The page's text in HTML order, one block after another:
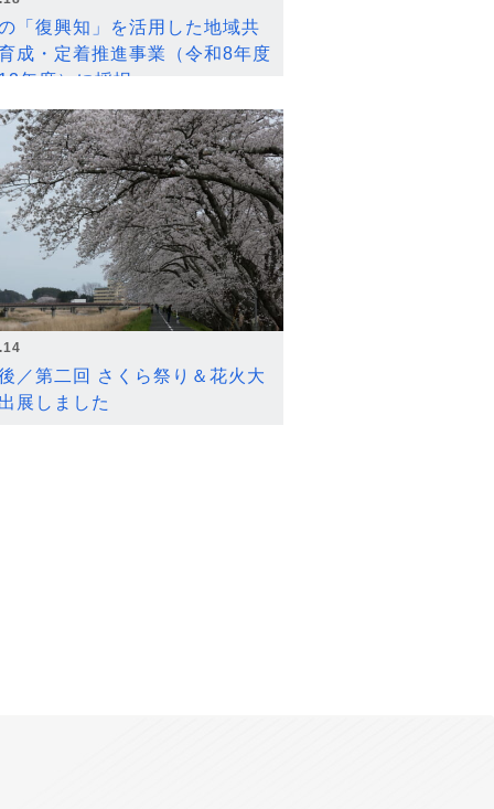
「復興知」を活用した地域共
成・定着推進事業（令和8年度
年度）に採択
／第二回 さくら祭り＆花火大
展しました